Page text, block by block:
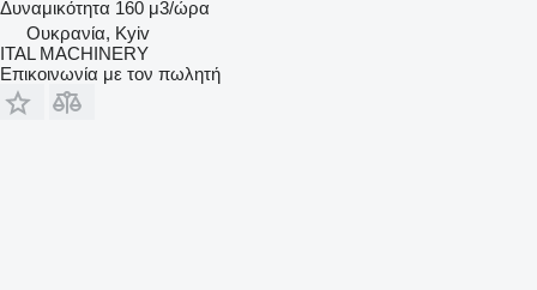
Δυναμικότητα 160 μ3/ώρα
Ουκρανία, Kyiv
ITAL MACHINERY
Επικοινωνία με τον πωλητή